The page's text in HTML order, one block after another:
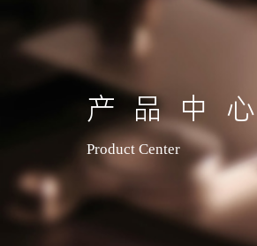
产品中心
Product Center